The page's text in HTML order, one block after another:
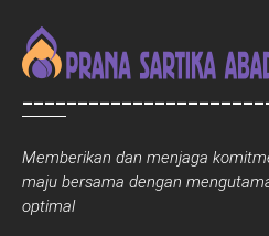
Memberikan dan menjaga
maju bersama dengan
optimal